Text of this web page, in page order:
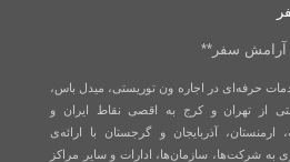
آرامش سفر**
حرفه‌ای در اجاره ون توریستی،‌ میدل باس،
از تهران و کرج به اقصی نقاط ایران و
آذربایجان و گرجستان با ارائه‌ی
شرکت‌ها، سازمان‌ها، ادارات و سایر مراکز